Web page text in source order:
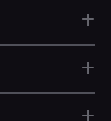
+
+
+